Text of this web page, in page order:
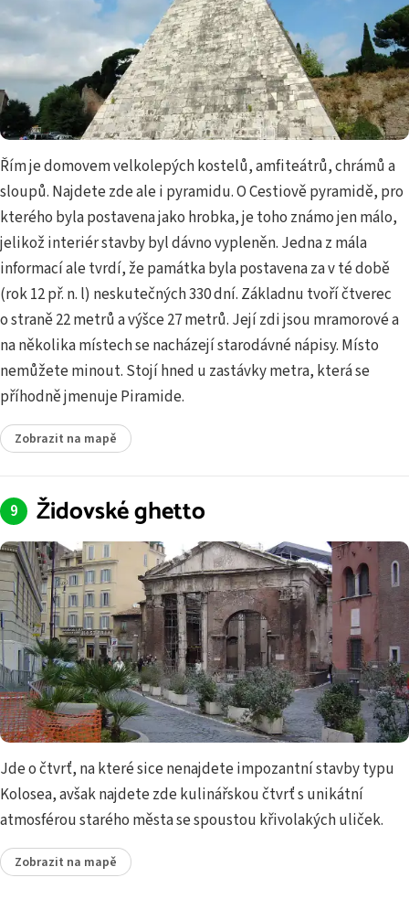
Řím je domovem velkolepých kostelů, amfiteátrů, chrámů a
sloupů. Najdete zde ale i pyramidu. O Cestiově pyramidě, pro
kterého byla postavena jako hrobka, je toho známo jen málo,
jelikož interiér stavby byl dávno vypleněn. Jedna z mála
informací ale tvrdí, že památka byla postavena za v té době
(rok 12 př. n. l) neskutečných 330 dní. Základnu tvoří čtverec
o straně 22 metrů a výšce 27 metrů. Její zdi jsou mramorové a
na několika místech se nacházejí starodávné nápisy. Místo
nemůžete minout. Stojí hned u zastávky metra, která se
příhodně jmenuje Piramide.
Zobrazit na mapě
Židovské ghetto
Jde o čtvrť, na které sice nenajdete impozantní stavby typu
Kolosea, avšak najdete zde kulinářskou čtvrť s unikátní
atmosférou starého města se spoustou křivolakých uliček.
Zobrazit na mapě